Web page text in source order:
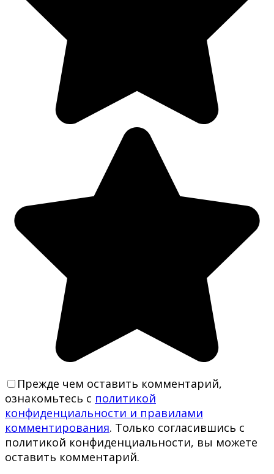
Прежде чем оставить комментарий,
ознакомьтесь с политикой
конфиденциальности и правилами
комментирования. Только согласившись с
политикой конфиденциальности, вы можете
оставить комментарий.